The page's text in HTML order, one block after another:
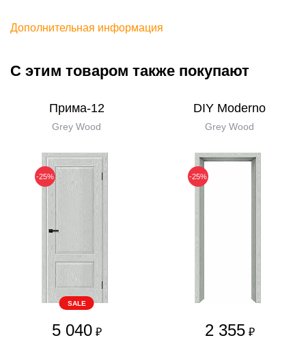
Дополнительная информация
С этим товаром также покупают
Прима-12
Grey Wood
-25%
SALE
5 040 ₽
DIY Moderno
Grey Wood
-25%
2 355 ₽